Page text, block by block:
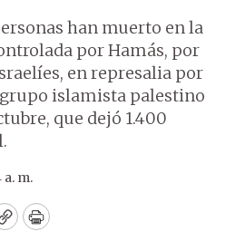
han muerto en la
por Hamás, por
en represalia por
grupo islamista palestino
que dejó 1.400
a. m.
CopyPrint